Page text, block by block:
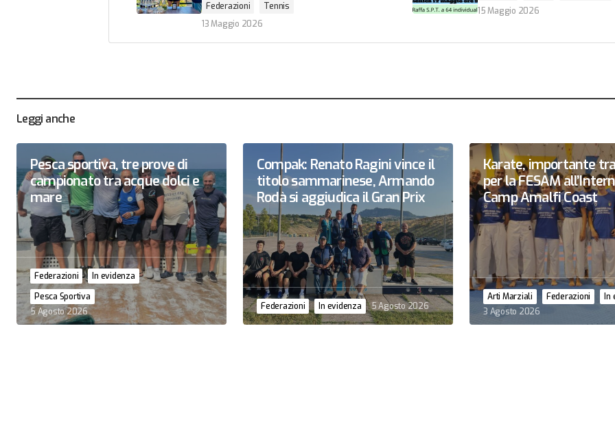
Federazioni
Tennis
13 Maggio 2026
15 Maggio 2026
Leggi anche
Pesca sportiva, tre prove di
campionato tra acque dolci e
mare
Federazioni
In evidenza
Pesca Sportiva
5 Agosto 2026
Compak: Renato Ragini vince il
titolo sammarinese, Armando
Rodà si aggiudica il Gran Prix
Federazioni In evidenza 5 Agosto 2026
Karate, importante
per la FESAM
Camp Amalfi Coast
Arti Marziali Federazioni
In
3 Agosto 2026